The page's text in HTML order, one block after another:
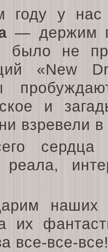
году у нас
— держим
было не
«New
и
взревели
сердца
реала,
их
все-все-